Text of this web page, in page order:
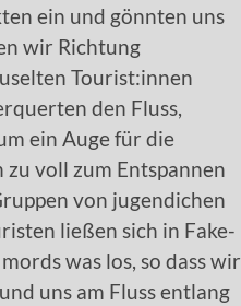
ein und gönnten uns
wir Richtung
Tourist:innen
den Fluss,
ein Auge für die
voll zum Entspannen
von jugendichen
ließen sich in Fake-
was los, so dass wir
uns am Fluss entlang